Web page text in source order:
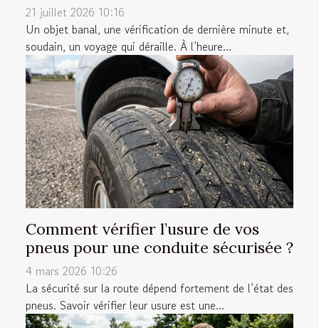
21 juillet 2026 10:16
Un objet banal, une vérification de dernière minute et,
soudain, un voyage qui déraille. À l’heure...
Comment vérifier l’usure de vos
pneus pour une conduite sécurisée ?
4 mars 2026 10:26
La sécurité sur la route dépend fortement de l’état des
pneus. Savoir vérifier leur usure est une...